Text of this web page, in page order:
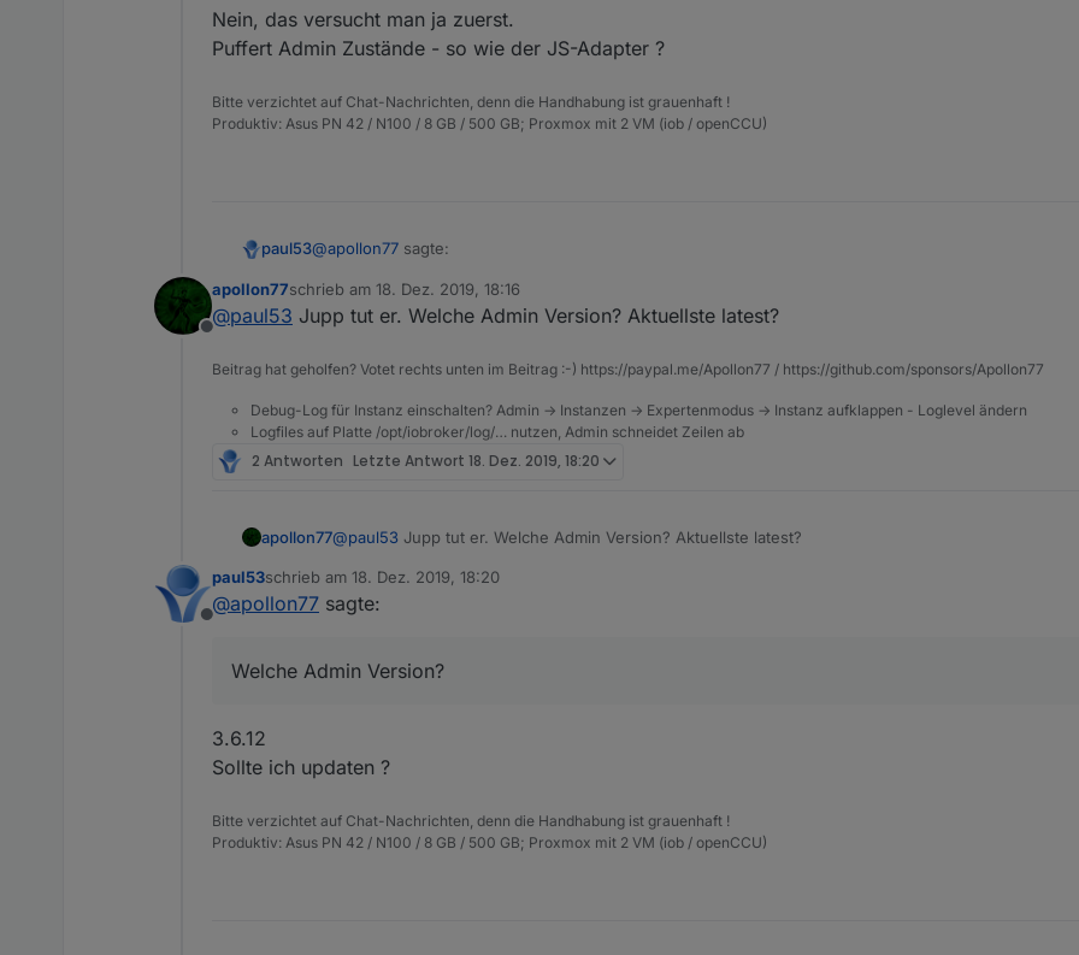
Nein, das versucht man ja zuerst.
Puffert Admin Zustände - so wie der JS-Adapter ?
Bitte verzichtet auf Chat-Nachrichten, denn die Handhabung ist grauenhaft !
Produktiv: Asus PN 42 / N100 / 8 GB / 500 GB; Proxmox mit 2 VM (iob / openCCU)
paul53@apollon77 sagte:
reicht auch „Objekte neu laden“ im Admin?
Nein, das versucht man ja zuerst.
Offline
apollon77schrieb am 18. Dez. 2019, 18:16
zuletzt editiert von
@paul53 Jupp tut er. Welche Admin Version? Aktuellste latest?
Beitrag hat geholfen? Votet rechts unten im Beitrag :-) https://paypal.me/Apollon77 / https://github.com/sponsors/Apollon77
Debug-Log für Instanz einschalten? Admin -> Instanzen -> Expertenmodus -> Instanz aufklappen - Loglevel ändern
Logfiles auf Platte /opt/iobroker/log/… nutzen, Admin schneidet Zeilen ab
2 Antworten Letzte Antwort 18. Dez. 2019, 18:20
apollon77@paul53 Jupp tut er. Welche Admin Version? Aktuellste latest?
Offline
paul53schrieb am 18. Dez. 2019, 18:20
zuletzt editiert von
@apollon77 sagte:
Welche Admin Version?
3.6.12
Sollte ich updaten ?
Bitte verzichtet auf Chat-Nachrichten, denn die Handhabung ist grauenhaft !
Produktiv: Asus PN 42 / N100 / 8 GB / 500 GB; Proxmox mit 2 VM (iob / openCCU)